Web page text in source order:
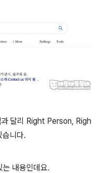
과 달리 Right Person, Righ
니다.
는 내용인데요.